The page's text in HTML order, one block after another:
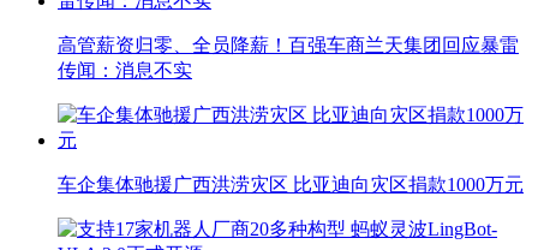
高管薪资归零、全员降薪！百强车商兰天集团回应暴雷
传闻：消息不实
车企集体驰援广西洪涝灾区 比亚迪向灾区捐款1000万元